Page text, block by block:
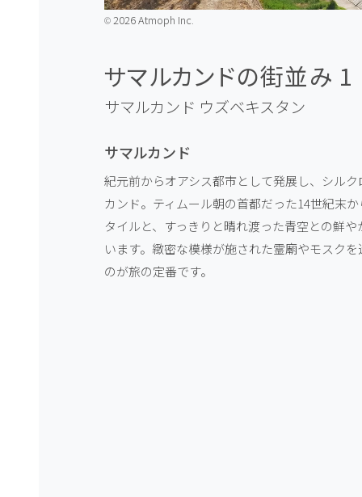
©️2026 Atmoph Inc.
サマルカンドの街並み 1
サマルカンド ウズベキスタン
サマルカンド
紀元前からオアシス都市として発展し、シル
カンド。ティムール朝の首都だった14世紀末
タイルと、すっきりと晴れ渡った青空との鮮
います。緻密な模様が施された霊廟やモスク
のが旅の定番です。